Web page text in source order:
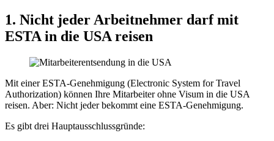
1. Nicht jeder Arbeitnehmer darf mit
ESTA in die USA reisen
Mit einer ESTA-Genehmigung (Electronic System for Travel
Authorization) können Ihre Mitarbeiter ohne Visum in die USA
reisen. Aber: Nicht jeder bekommt eine ESTA-Genehmigung.
Es gibt drei Hauptausschlussgründe: